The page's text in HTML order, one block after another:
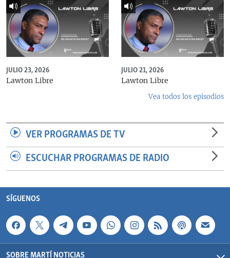
JULIO 23, 2026
Lawton Libre
JULIO 21, 2026
Lawton Libre
Vea todos los episodios
VER PROGRAMAS DE TV
ESCUCHAR PROGRAMAS DE RADIO
SÍGUENOS
SOBRE MARTÍ NOTICIAS